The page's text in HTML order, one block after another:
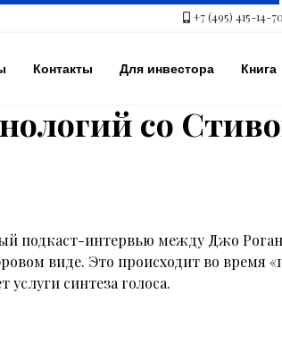
+7 (495) 415-14-70
Контакты Для инвестора Книга
со
подкаст-интервью между Джо
виде. Это происходит во время
услуги синтеза голоса.